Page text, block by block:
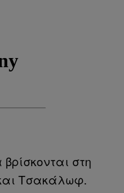
στη
Τσακάλωφ.